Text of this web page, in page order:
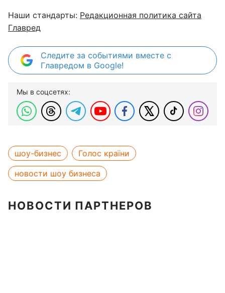
Наши стандарты: Редакционная политика сайта
Главред
Следите за событиями вместе с
Главредом в Google!
Мы в соцсетях:
шоу-бизнес
Голос країни
новости шоу бизнеса
НОВОСТИ ПАРТНЕРОВ